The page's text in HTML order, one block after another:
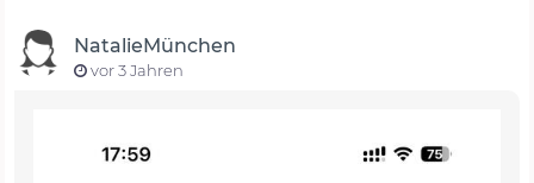
NatalieMünchen
vor 3 Jahren